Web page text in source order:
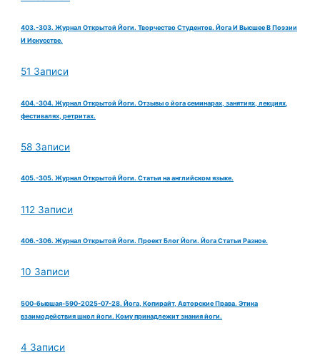
403.-303. Журнал Открытой Йоги. Творчество Студентов. Йога И Высшее В Поэзии
И Искусстве.
51 Записи
404.-304. Журнал Открытой Йоги. Отзывы о йога семинарах, занятиях, лекциях,
фестивалях, ретритах.
58 Записи
405.-305. Журнал Открытой Йоги. Статьи на английском языке.
112 Записи
406.-306. Журнал Открытой Йоги. Проект Блог Йоги. Йога Статьи Разное.
10 Записи
500-бывшая-590-2025-07-28. Йога, Копирайт, Авторские Права. Этика
взаимодействия школ йоги. Кому принадлежит знания йоги.
4 Записи